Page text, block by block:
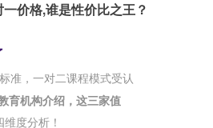
价格,谁是性价比之王？
准，一对二课程模式受认
育机构介绍，这三家值
度分析！